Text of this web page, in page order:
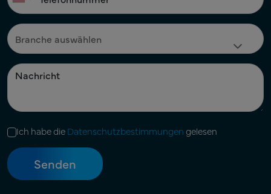
Ich habe dieDatenschutzbestimmungen gelesen